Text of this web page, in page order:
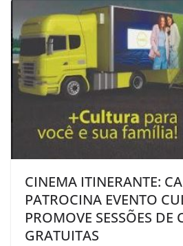
CINEMA ITINERANTE:
PATROCINA EVENTO
PROMOVE SESSÕES DE
GRATUITAS